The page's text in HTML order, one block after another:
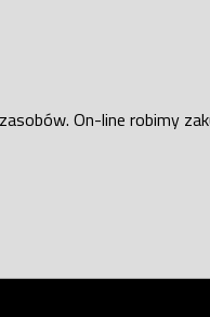
On-line robimy